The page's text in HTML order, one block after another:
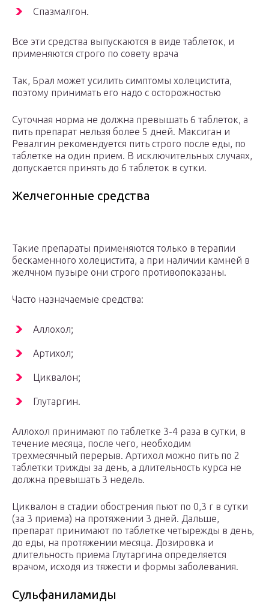
Спазмалгон.
Все эти средства выпускаются в виде таблеток, и
применяются строго по совету врача
Так, Брал может усилить симптомы холецистита,
поэтому принимать его надо с осторожностью
Суточная норма не должна превышать 6 таблеток, а
пить препарат нельзя более 5 дней. Максиган и
Ревалгин рекомендуется пить строго после еды, по
таблетке на один прием. В исключительных случаях,
допускается принять до 6 таблеток в сутки.
Желчегонные средства
Такие препараты применяются только в терапии
бескаменного холецистита, а при наличии камней в
желчном пузыре они строго противопоказаны.
Часто назначаемые средства:
Аллохол;
Артихол;
Циквалон;
Глутаргин.
Аллохол принимают по таблетке 3-4 раза в сутки, в
течение месяца, после чего, необходим
трехмесячный перерыв. Артихол можно пить по 2
таблетки трижды за день, а длительность курса не
должна превышать 3 недель.
Циквалон в стадии обострения пьют по 0,3 г в сутки
(за 3 приема) на протяжении 3 дней. Дальше,
препарат принимают по таблетке четырежды в день,
до еды, на протяжении месяца. Дозировка и
длительность приема Глутаргина определяется
врачом, исходя из тяжести и формы заболевания.
Сульфаниламиды